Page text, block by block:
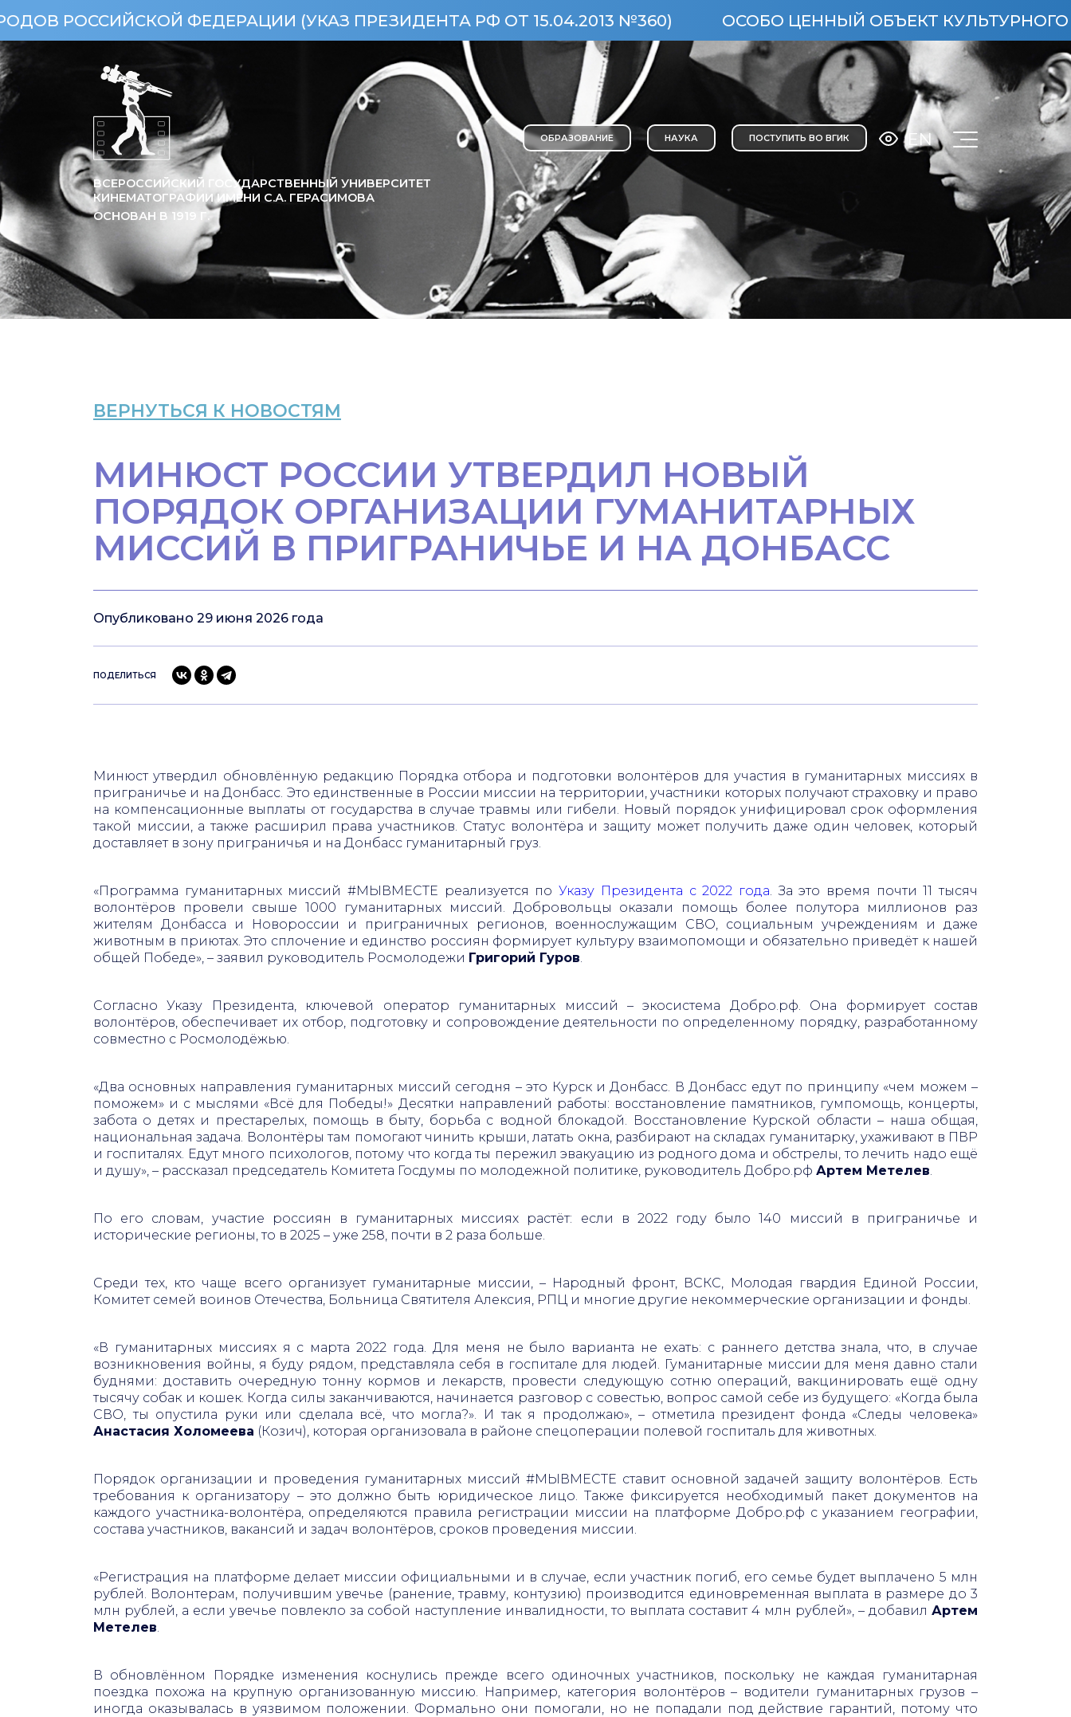
ФЕДЕРАЦИИ (УКАЗ ПРЕЗИДЕНТА РФ ОТ 15.04.2013 №360) ОСОБО ЦЕННЫЙ ОБЪЕКТ КУЛЬТУРНОГО
ВСЕРОССИЙСКИЙ ГОСУДАРСТВЕННЫЙ УНИВЕРСИТЕТ
КИНЕМАТОГРАФИИ ИМЕНИ С.А. ГЕРАСИМОВА
ОСНОВАН В 1919 Г.
ОБРАЗОВАНИЕ НАУКА ПОСТУПИТЬ ВО ВГИК EN
ВЕРНУТЬСЯ К НОВОСТЯМ
МИНЮСТ РОССИИ УТВЕРДИЛ НОВЫЙ
ПОРЯДОК ОРГАНИЗАЦИИ ГУМАНИТАРНЫХ
МИССИЙ В ПРИГРАНИЧЬЕ И НА ДОНБАСС
Опубликовано 29 июня 2026 года
ПОДЕЛИТЬСЯ
Минюст утвердил обновлённую редакцию Порядка отбора и подготовки волонтёров для участия в гуманитарных миссиях в
приграничье и на Донбасс. Это единственные в России миссии на территории, участники которых получают страховку и право
на компенсационные выплаты от государства в случае травмы или гибели. Новый порядок унифицировал срок оформления
такой миссии, а также расширил права участников. Статус волонтёра и защиту может получить даже один человек, который
доставляет в зону приграничья и на Донбасс гуманитарный груз.
«Программа гуманитарных миссий #МЫВМЕСТЕ реализуется поУказу Президента с 2022 года. За это время почти 11 тысяч
волонтёров провели свыше 1000 гуманитарных миссий. Добровольцы оказали помощь более полутора миллионов раз
жителям Донбасса и Новороссии и приграничных регионов, военнослужащим СВО, социальным учреждениям и даже
животным в приютах. Это сплочение и единство россиян формирует культуру взаимопомощи и обязательно приведёт к нашей
общей Победе», – заявил руководитель Росмолодежи Григорий Гуров.
Согласно Указу Президента, ключевой оператор гуманитарных миссий – экосистема Добро.рф. Она формирует состав
волонтёров, обеспечивает их отбор, подготовку и сопровождение деятельности по определенному порядку, разработанному
совместно с Росмолодёжью.
«Два основных направления гуманитарных миссий сегодня – это Курск и Донбасс. В Донбасс едут по принципу «чем можем –
поможем» и с мыслями «Всё для Победы!» Десятки направлений работы: восстановление памятников, гумпомощь, концерты,
забота о детях и престарелых, помощь в быту, борьба с водной блокадой. Восстановление Курской области – наша общая,
национальная задача. Волонтёры там помогают чинить крыши, латать окна, разбирают на складах гуманитарку, ухаживают в ПВР
и госпиталях. Едут много психологов, потому что когда ты пережил эвакуацию из родного дома и обстрелы, то лечить надо ещё
и душу», – рассказал председатель Комитета Госдумы по молодежной политике, руководитель Добро.рф Артем Метелев.
По его словам, участие россиян в гуманитарных миссиях растёт: если в 2022 году было 140 миссий в приграничье и
исторические регионы, то в 2025 – уже 258, почти в 2 раза больше.
Среди тех, кто чаще всего организует гуманитарные миссии, – Народный фронт, ВСКС, Молодая гвардия Единой России,
Комитет семей воинов Отечества, Больница Святителя Алексия, РПЦ и многие другие некоммерческие организации и фонды.
«В гуманитарных миссиях я с марта 2022 года. Для меня не было варианта не ехать: с раннего детства знала, что, в случае
возникновения войны, я буду рядом, представляла себя в госпитале для людей. Гуманитарные миссии для меня давно стали
буднями: доставить очередную тонну кормов и лекарств, провести следующую сотню операций, вакцинировать ещё одну
тысячу собак и кошек. Когда силы заканчиваются, начинается разговор с совестью, вопрос самой себе из будущего: «Когда была
СВО, ты опустила руки или сделала всё, что могла?». И так я продолжаю», – отметила президент фонда «Следы человека»
Анастасия Холомеева (Козич), которая организовала в районе спецоперации полевой госпиталь для животных.
Порядок организации и проведения гуманитарных миссий #МЫВМЕСТЕ ставит основной задачей защиту волонтёров. Есть
требования к организатору – это должно быть юридическое лицо. Также фиксируется необходимый пакет документов на
каждого участника-волонтёра, определяются правила регистрации миссии на платформе Добро.рф с указанием географии,
состава участников, вакансий и задач волонтёров, сроков проведения миссии.
«Регистрация на платформе делает миссии официальными и в случае, если участник погиб, его семье будет выплачено 5 млн
рублей. Волонтерам, получившим увечье (ранение, травму, контузию) производится единовременная выплата в размере до 3
млн рублей, а если увечье повлекло за собой наступление инвалидности, то выплата составит 4 млн рублей», – добавил Артем
Метелев.
В обновлённом Порядке изменения коснулись прежде всего одиночных участников, поскольку не каждая гуманитарная
поездка похожа на крупную организованную миссию. Например, категория волонтёров – водители гуманитарных грузов –
иногда оказывалась в уязвимом положении. Формально они помогали, но не попадали под действие гарантий, потому что